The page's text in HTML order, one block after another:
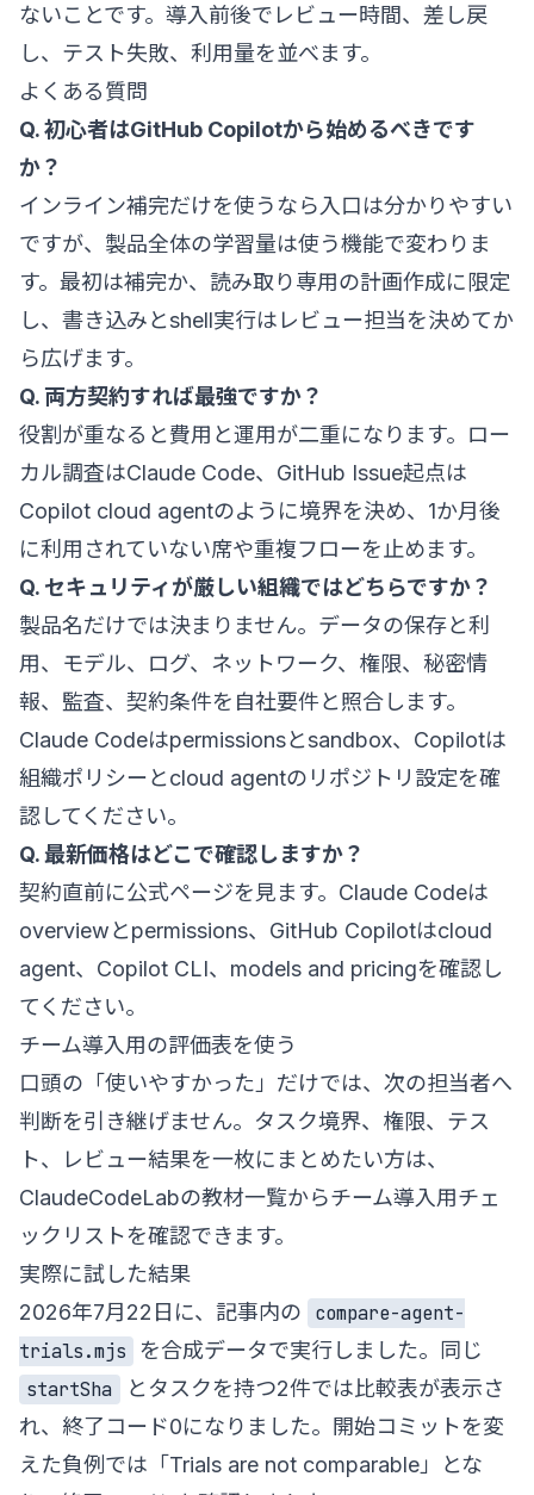
ないことです。導入前後でレビュー時間、差し戻
し、テスト失敗、利用量を並べます。
よくある質問
Q. 初心者はGitHub Copilotから始めるべきです
か？
インライン補完だけを使うなら入口は分かりやすい
ですが、製品全体の学習量は使う機能で変わりま
す。最初は補完か、読み取り専用の計画作成に限定
し、書き込みとshell実行はレビュー担当を決めてか
ら広げます。
Q. 両方契約すれば最強ですか？
役割が重なると費用と運用が二重になります。ロー
カル調査はClaude Code、GitHub Issue起点は
Copilot cloud agentのように境界を決め、1か月後
に利用されていない席や重複フローを止めます。
Q. セキュリティが厳しい組織ではどちらですか？
製品名だけでは決まりません。データの保存と利
用、モデル、ログ、ネットワーク、権限、秘密情
報、監査、契約条件を自社要件と照合します。
Claude Codeはpermissionsとsandbox、Copilotは
組織ポリシーとcloud agentのリポジトリ設定を確
認してください。
Q. 最新価格はどこで確認しますか？
契約直前に公式ページを見ます。Claude Codeは
overviewとpermissions、GitHub Copilotはcloud
agent、 Copilot CLI、 models and pricingを確認し
てください。
チーム導入用の評価表を使う
口頭の「使いやすかった」だけでは、次の担当者へ
判断を引き継げません。タスク境界、権限、テス
ト、レビュー結果を一枚にまとめたい方は、
ClaudeCodeLabの教材一覧からチーム導入用チェ
ックリストを確認できます。
実際に試した結果
2026年7月22日に、記事内の
compare-agent-
trials.mjs
を合成データで実行しました。同じ
startSha
とタスクを持つ2件では比較表が表示さ
れ、終了コード0になりました。開始コミットを変
えた負例では「Trials are not comparable」とな